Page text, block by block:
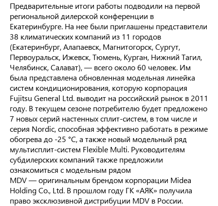
Предварительные итоги работы подводили на первой
региональной дилерской конференции в
Екатеринбурге. На нее были приглашены представители
38 климатических компаний из 11 городов
(Екатеринбург, Алапаевск, Магнитогорск, Сургут,
Первоуральск, Ижевск, Тюмень, Курган, Нижний Тагил,
Челябинск, Салават), — всего около 60 человек. Им
была представлена обновленная модельная линейка
систем кондиционирования, которую корпорация
Fujitsu General Ltd. выводит на российский рынок в 2011
году. В текущем сезоне потребителю будет предложено
7 новых серий настенных сплит-систем, в том числе и
серия Nordic, способная эффективно работать в режиме
обогрева до -25 °С, а также новый модельный ряд
мультисплит-систем Flexible Multi. Руководителям
субдилерских компаний также предложили
ознакомиться с модельным рядом
MDV — оригинальным брендом корпорации Midea
Holding Co., Ltd. В прошлом году ГК «АЯК» получила
право эксклюзивной дистрибуции MDV в России.